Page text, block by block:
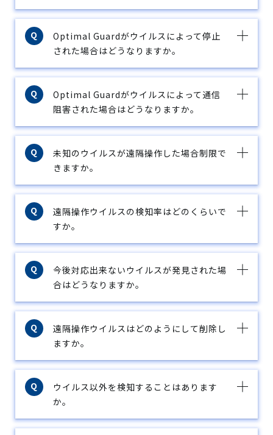
Optimal Guardがウイルスによって停止
された場合はどうなりますか。
Optimal Guardがウイルスによって通信
阻害された場合はどうなりますか。
未知のウイルスが遠隔操作した場合制限で
きますか。
遠隔操作ウイルスの検知率はどのくらいで
すか。
今後対応出来ないウイルスが発見された場
合はどうなりますか。
遠隔操作ウイルスはどのようにして削除し
ますか。
ウイルス以外を検知することはあります
か。